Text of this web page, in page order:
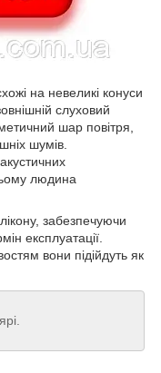
на невеликі конуси
слуховий
шар повітря,
шумів.
людина
забезпечуючи
експлуатації.
вони підійдуть як